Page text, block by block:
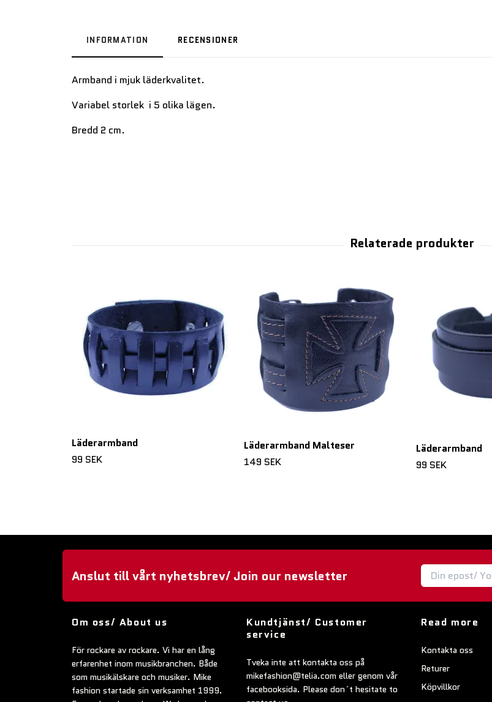
INFORMATION RECENSIONER
Armband i mjuk läderkvalitet.
Variabel storlek i 5 olika lägen.
Bredd 2 cm.
Läderarmband
99 SEK
Läderarmband Malteser
149 SEK
Läderarmband
99 SEK
Anslut till vårt nyhetsbrev/ Join our newsletter
Om oss/ About us
För rockare av rockare. Vi har en lång
erfarenhet inom musikbranchen. Både
som musikälskare och musiker. Mike
fashion startade sin verksamhet 1999.
Kundtjänst/ Customer
service
Tveka inte att kontakta oss på
mikefashion@telia.com eller genom vår
facebooksida. Please don´t hesitate to
Read more
Kontakta oss
Returer
Köpvillkor